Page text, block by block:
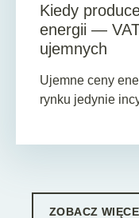
Kiedy
energii —
ujemnych
Ujemne ceny
rynku jedynie
ZOBACZ